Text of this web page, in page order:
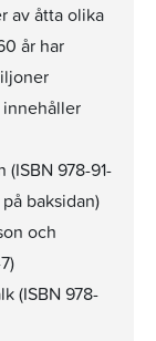
av åtta olika
år har
innehåller
978-91-
baksidan)
och
(ISBN 978-